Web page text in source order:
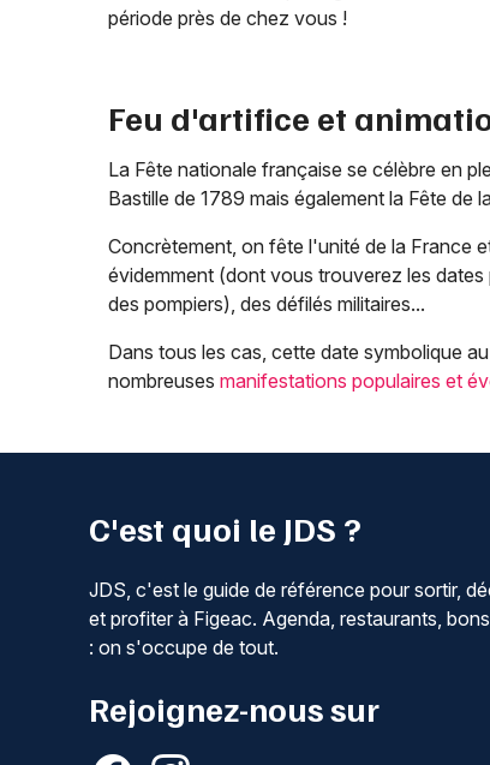
période près de chez vous !
Feu d'artifice et
La Fête nationale française se célèbre en
Bastille de 1789 mais également la Fête de
Concrètement, on fête l'unité de la France
évidemment (dont vous trouverez les
des pompiers), des défilés militaires...
Dans tous les cas, cette date symbolique
nombreuses manifestations populaires et
C'est quoi le JDS ?
JDS, c'est le guide de référence pour sortir,
et profiter à Figeac. Agenda, restaurants,
: on s'occupe de tout.
Rejoignez-nous sur